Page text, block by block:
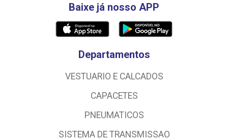
Baixe já nosso APP
Departamentos
VESTUARIO E CALCADOS
CAPACETES
PNEUMATICOS
SISTEMA DE TRANSMISSAO